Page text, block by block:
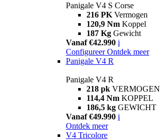
Panigale V4 S Corse
216 PK Vermogen
120,9 Nm Koppel
187 Kg Gewicht
Vanaf €42.990 i
Configureer Ontdek meer
Panigale V4 R
Panigale V4 R
218 pk VERMOGEN
114,4 Nm KOPPEL
186,5 kg GEWICHT
Vanaf €49.990 i
Ontdek meer
V4 Tricolore